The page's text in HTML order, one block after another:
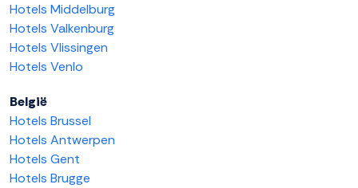
Hotels Middelburg
Hotels Valkenburg
Hotels Vlissingen
Hotels Venlo
België
Hotels Brussel
Hotels Antwerpen
Hotels Gent
Hotels Brugge